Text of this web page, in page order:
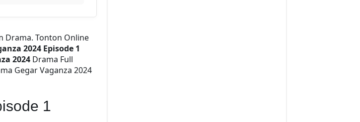
Drama. Tonton Online
2024 Episode 1
2024Drama Full
Gegar Vaganza 2024
1